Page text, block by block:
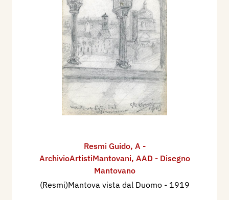
Resmi Guido, A -
ArchivioArtistiMantovani, AAD - Disegno
Mantovano
(Resmi)Mantova vista dal Duomo - 1919